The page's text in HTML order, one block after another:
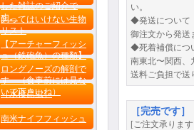
した雑誌のご紹介で
す。
飼ってはいけない生物
リスト
【アーチャーフィッシ
ュ（鉄砲魚）の種類】
ロングノーズの解剖で
す （食事前には見な
いで下さいね）
［水棲昆虫］
南米ナイフフィッシュ
い。
◆発送について
御注文から発送
◆死着補償につ
南東北〜関西、
送料ご負担で送
［完売です
[ご注文承りま